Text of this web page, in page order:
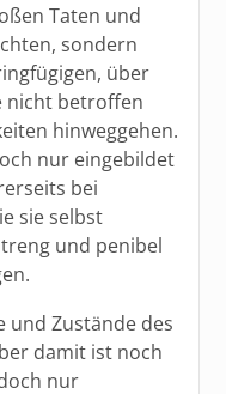
Taten und
sondern
über
nicht betroffen
hinweggehen.
nur eingebildet
bei
sie selbst
und penibel
und Zustände des
damit ist noch
nur